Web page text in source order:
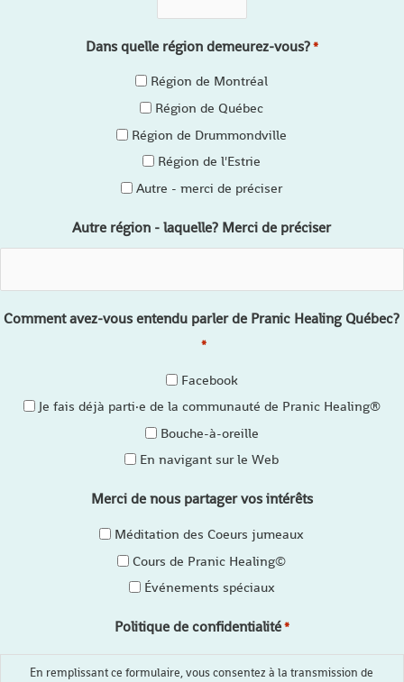
Dans quelle région demeurez-vous?*
Région de Montréal
Région de Québec
Région de Drummondville
Région de l'Estrie
Autre - merci de préciser
Autre région - laquelle? Merci de préciser
Comment avez-vous entendu parler de Pranic Healing Québec?
*
Facebook
Je fais déjà parti·e de la communauté de Pranic Healing®
Bouche-à-oreille
En navigant sur le Web
Merci de nous partager vos intérêts
Méditation des Coeurs jumeaux
Cours de Pranic Healing©
Événements spéciaux
Politique de confidentialité*
En remplissant ce formulaire, vous consentez à la transmission de